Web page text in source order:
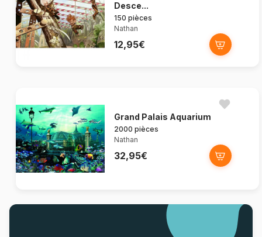
Desce...
150 pièces
Nathan
12,95€
Grand Palais Aquarium
2000 pièces
Nathan
32,95€